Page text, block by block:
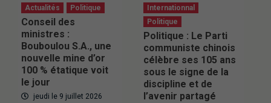
Actualités Politique
Conseil des
ministres :
Bouboulou S.A., une
nouvelle mine d’or
100 % étatique voit
le jour
jeudi le 9 juillet 2026
Internationnal
Politique
Politique : Le Parti
communiste chinois
célèbre ses 105 ans
sous le signe de la
discipline et de
l’avenir partagé